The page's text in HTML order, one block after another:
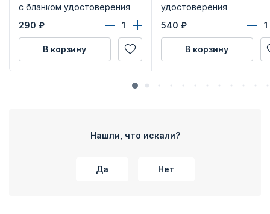
с бланком удостоверения
290 ₽
В корзину
удостоверения
540 ₽
В корзину
Нашли, что искали?
Да Нет